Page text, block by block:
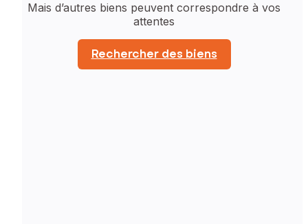
Mais d’autres biens peuvent correspondre à vos
attentes
Rechercher des biens